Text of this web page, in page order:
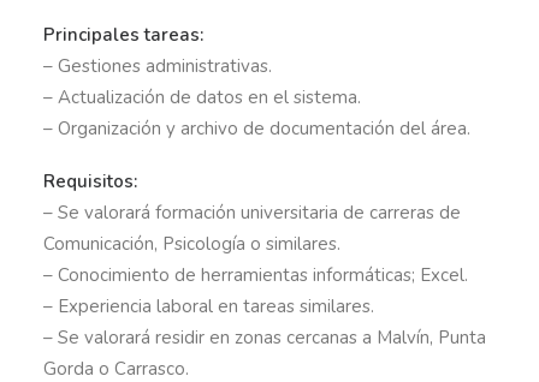
Principales tareas:
– Gestiones administrativas.
– Actualización de datos en el sistema.
– Organización y archivo de documentación del área.
Requisitos:
– Se valorará formación universitaria de carreras de
Comunicación, Psicología o similares.
– Conocimiento de herramientas informáticas; Excel.
– Experiencia laboral en tareas similares.
– Se valorará residir en zonas cercanas a Malvín, Punta
Gorda o Carrasco.